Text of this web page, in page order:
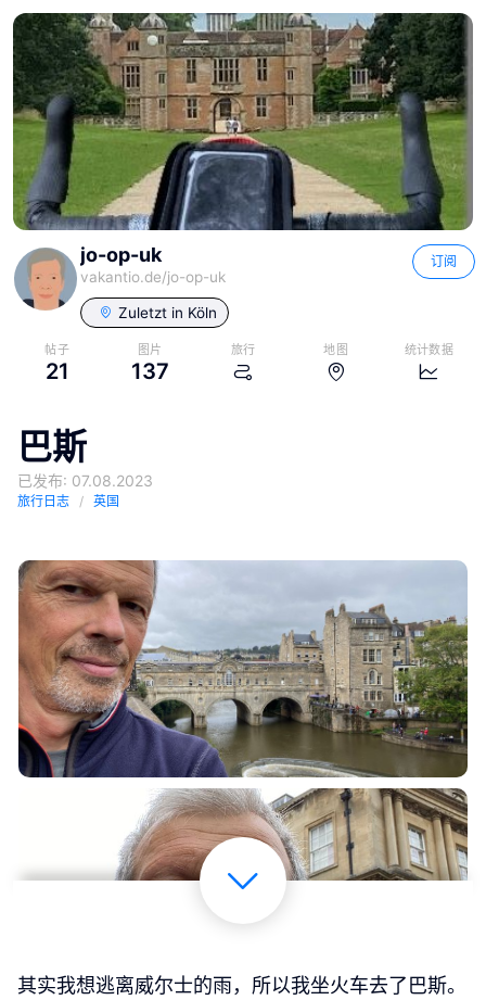
jo-op-uk
vakantio.de/jo-op-uk
订阅
Zuletzt in Köln
帖子
21
图片
137
旅行 地图 统计数据
巴斯
已发布: 07.08.2023
旅行日志 英国
其实我想逃离威尔士的雨，所以我坐火车去了巴斯。